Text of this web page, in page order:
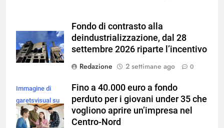
Fondo di contrasto alla
deindustrializzazione, dal 28
settembre 2026 riparte l’incentivo
Redazione
2 settimane ago 0
Immagine di
garetsvisual su
Magnific
Fino a 40.000 euro a fondo
perduto per i giovani under 35 che
vogliono aprire un’impresa nel
Centro-Nord